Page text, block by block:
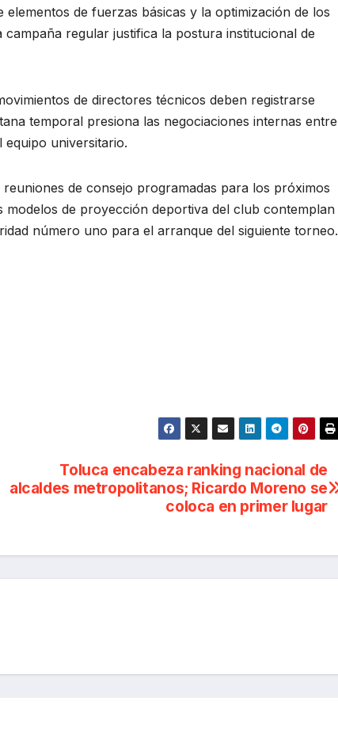
de fuerzas básicas y la optimización de los
regular justifica la postura institucional de
de directores técnicos deben registrarse
temporal presiona las negociaciones internas entre
universitario.
de consejo programadas para los próximos
modelos de proyección deportiva del club contemplan
número uno para el arranque del siguiente torneo.
Toluca encabeza ranking nacional de
alcaldes metropolitanos; Ricardo Moreno se
coloca en primer lugar